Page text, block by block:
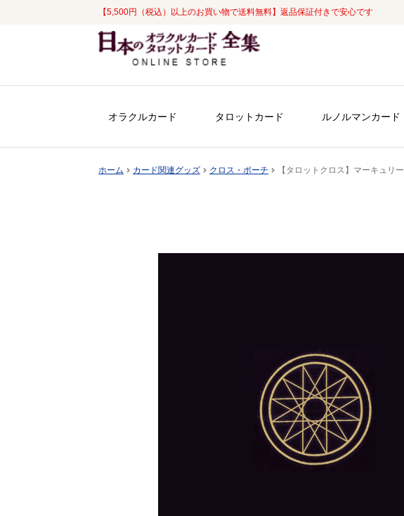
【5,500円（税込）以上のお買い物で送料無料】返品保証付きで安心です
ナ
ビ
ン
コ
ン
ス
オラクルカード タロットカード ルノルマンカード
ホーム カード関連グッズ クロス・ポーチ 【タロットクロス】マーキュリー